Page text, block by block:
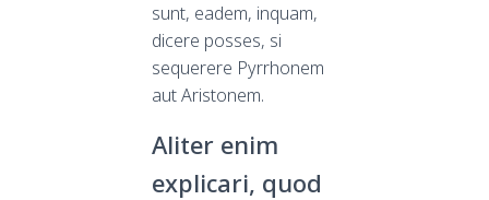
sunt, eadem, inquam,
dicere posses, si
sequerere Pyrrhonem
aut Aristonem.
Aliter enim
explicari, quod